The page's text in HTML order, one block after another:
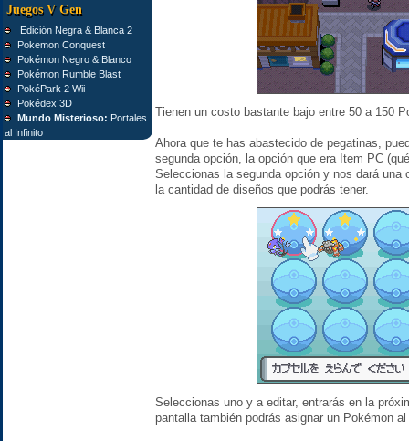
Juegos V Gen
Edición Negra & Blanca 2
Pokemon Conquest
Pokémon Negro & Blanco
Pokémon Rumble Blast
PokéPark 2 Wii
Pokédex 3D
Mundo Misterioso: Portales
al Infinito
Tienen un costo bastante bajo entre 50 a 150
Ahora que te has abastecido de pegatinas,
segunda opción, la opción que era Item PC
Seleccionas la segunda opción y nos dará
la cantidad de diseños que podrás tener.
Seleccionas uno y a editar, entrarás en la
pantalla también podrás asignar un Pokémon